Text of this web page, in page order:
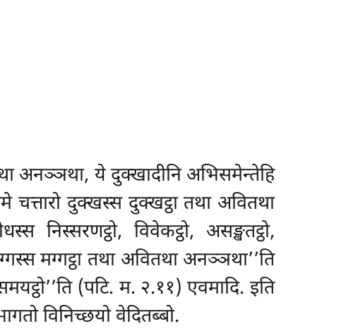
अनञ्ञथा, ये दुक्खादीनि अभिसमेन्तेहि
चत्तारो दुक्खस्स दुक्खट्ठा तथा अवितथा
निस्सरणट्ठो, विवेकट्ठो, असङ्खतट्ठो,
मग्गट्ठा तथा अवितथा अनञ्ञथा’’ति
(पटि. म. २.११) एवमादि. इति
विनिच्छयो वेदितब्बो.